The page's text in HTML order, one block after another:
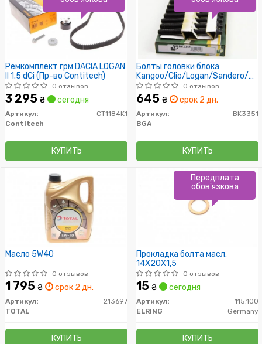
Ремкомплект грм DACIA LOGAN
II 1.5 dCi (Пр-во Contitech)
0 отзывов
3 295 ₴ сегодня
Артикул:
CT1184K1
Contitech
КУПИТЬ
Болты головки блока
Kangoo/Clio/Logan/Sandero/
1.5dCi 01- (10 шт.)
0 отзывов
645 ₴ срок 2 дн.
Артикул:
BK3351
BGA
КУПИТЬ
Масло 5W40
0 отзывов
1 795 ₴ срок 2 дн.
Артикул:
213697
TOTAL
КУПИТЬ
Прокладка болта масл.
14X20X1,5
0 отзывов
15 ₴ сегодня
Артикул:
115.100
ELRING
Germany
КУПИТЬ
Передплата
обов'язкова